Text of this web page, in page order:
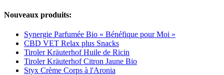
Nouveaux produits:
Synergie Parfumée Bio « Bénéfique pour Moi »
CBD VET Relax plus Snacks
Tiroler Kräuterhof Huile de Ricin
Tiroler Kräuterhof Citron Jaune Bio
Styx Crème Corps à l'Aronia